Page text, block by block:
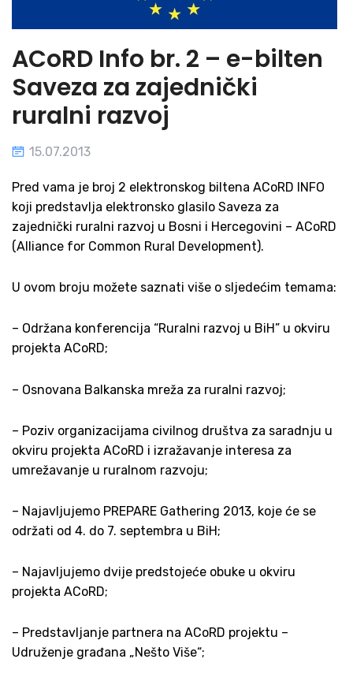
ACoRD Info br. 2 – e-bilten
Saveza za zajednički
ruralni razvoj
15.07.2013
Pred vama je broj 2 elektronskog biltena ACoRD INFO
koji pred­stavlja elektronsko glasilo Saveza za
zajednički ruralni razvoj u Bosni i Hercegovini – ACoRD
(Alliance for Common Rural Development).
U ovom broju možete saznati više o sljedećim temama:
– Održana konferencija “Ruralni razvoj u BiH” u okviru
projekta ACoRD;
– Osnovana Balkanska mreža za ruralni razvoj;
– Poziv organizacijama civilnog društva za saradnju u
okviru projekta ACoRD i izražavanje interesa za
umrežavanje u ruralnom razvoju;
– Najavljujemo PREPARE Gathering 2013, koje će se
održati od 4. do 7. septembra u BiH;
– Najavljujemo dvije predstojeće obuke u okviru
projekta ACoRD;
– Predstavljanje partnera na ACoRD projektu –
Udruženje građana „Nešto Više“;